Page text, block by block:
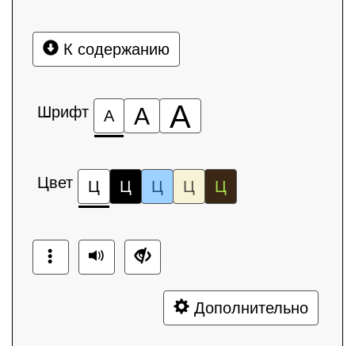
К содержанию
Шрифт А А А
Цвет Ц Ц Ц Ц Ц
Дополнительно